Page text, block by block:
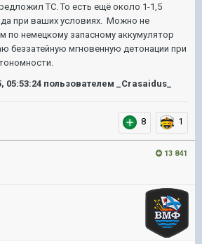
ТС. То есть ещё около 1-1,5
при ваших условиях. Можно не
по немецкому запасному аккумулятор
беззатейную мгновенную детонации при
05:53:24 пользователем _Crasaidus_
8 1
13 841